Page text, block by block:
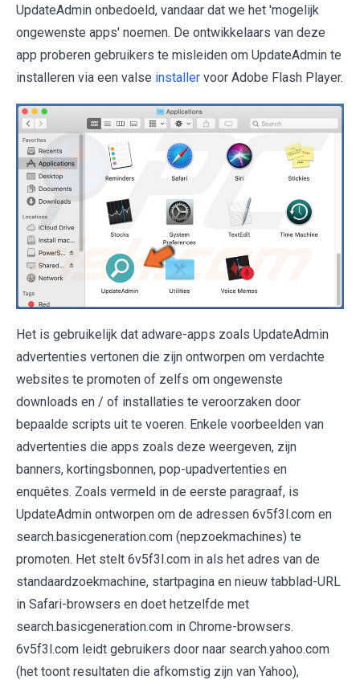
UpdateAdmin onbedoeld, vandaar dat we het 'mogelijk
ongewenste apps' noemen. De ontwikkelaars van deze
app proberen gebruikers te misleiden om UpdateAdmin te
installeren via een valse installer voor Adobe Flash Player.
Het is gebruikelijk dat adware-apps zoals UpdateAdmin
advertenties vertonen die zijn ontworpen om verdachte
websites te promoten of zelfs om ongewenste
downloads en / of installaties te veroorzaken door
bepaalde scripts uit te voeren. Enkele voorbeelden van
advertenties die apps zoals deze weergeven, zijn
banners, kortingsbonnen, pop-upadvertenties en
enquêtes. Zoals vermeld in de eerste paragraaf, is
UpdateAdmin ontworpen om de adressen 6v5f3l.com en
search.basicgeneration.com (nepzoekmachines) te
promoten. Het stelt 6v5f3l.com in als het adres van de
standaardzoekmachine, startpagina en nieuw tabblad-URL
in Safari-browsers en doet hetzelfde met
search.basicgeneration.com in Chrome-browsers.
6v5f3l.com leidt gebruikers door naar search.yahoo.com
(het toont resultaten die afkomstig zijn van Yahoo),